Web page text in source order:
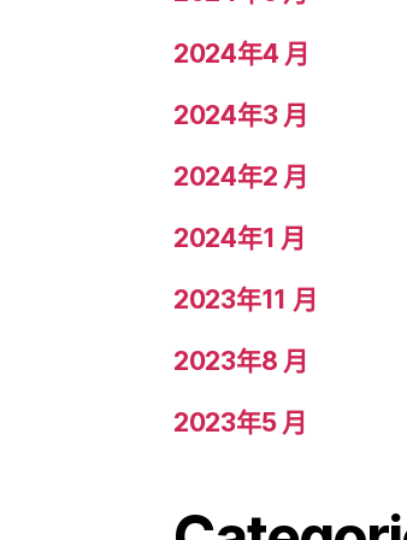
2024年4 月
2024年3 月
2024年2 月
2024年1 月
2023年11 月
2023年8 月
2023年5 月